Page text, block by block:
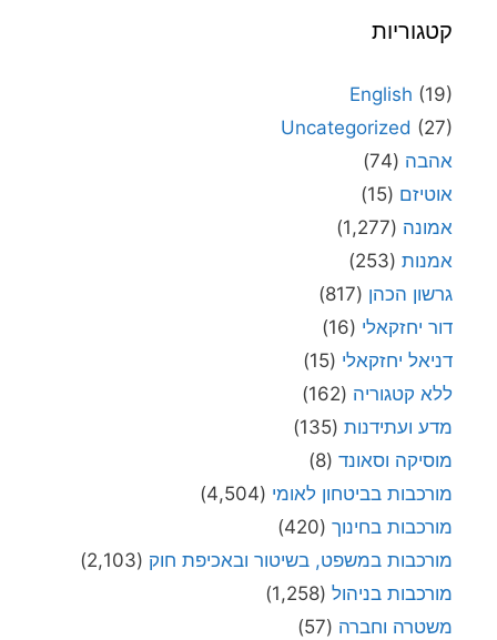
קטגוריות
English (19)
Uncategorized (27)
אהבה (74)
אוטיזם (15)
אמונה (1,277)
אמנות (253)
גרשון הכהן (817)
דור יחזקאלי (16)
דניאל יחזקאלי (15)
ללא קטגוריה (162)
מדע ועתידנות (135)
מוסיקה וסאונד (8)
מורכבות בביטחון לאומי (4,504)
מורכבות בחינוך (420)
מורכבות במשפט, בשיטור ובאכיפת חוק (2,103)
מורכבות בניהול (1,258)
משטרה וחברה (57)